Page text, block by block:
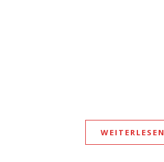
WEITERLESEN